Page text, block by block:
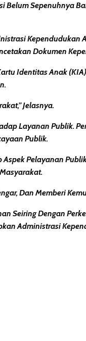
Sepenuhnya
Kependudukan
Dokumen
Identitas Anak
Jelasnya.
Layanan Publik.
Publik.
Pelayanan
Dan Memberi
Seiring Dengan
Administrasi